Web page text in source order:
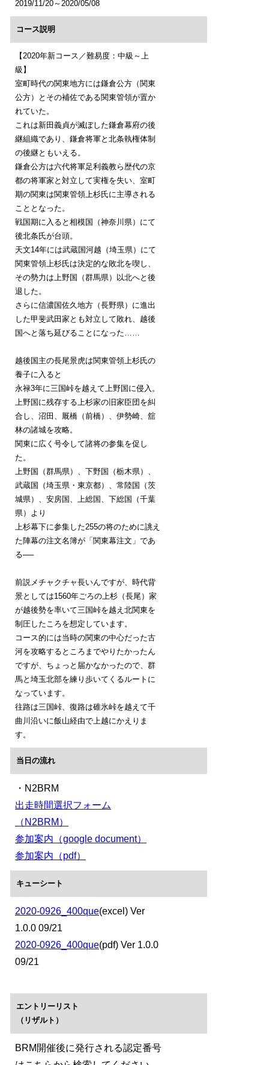
2019/11/20～2020/05/08
コース説明
【2020年新コース／難易度：中級～上
級】
室町時代の関東地方には鎌倉公方（関東
公方）とその補佐である関東管領が置か
れていた。
これは新田義貞が滅ぼした鎌倉幕府の後
継組織であり、鎌倉将軍と北条執権体制
の後継ともいえる。
鎌倉公方は六代将軍足利義教ら歴代の京
都の将軍家と対立して実権を失い、室町
期の関東は関東管領上杉氏に主導される
こととなった。
戦国期に入ると相模国（神奈川県）にて
後北条氏が台頭。
天文14年には武蔵国河越（埼玉県）にて
関東管領上杉氏は決定的な敗北を喫し、
その勢力は上野国（群馬県）以北へと後
退した。
さらに信濃国佐久地方（長野県）に進出
した甲斐武田家とも対立して敗れ、越後
国へと落ち延びることになった……
越後国主の長尾景虎は関東管領上杉氏の
養子に入ると
永禄3年に三国峠を越えて上野国に侵入。
上野国に残存する上杉家の旧家臣団を糾
合し、沼田、厩橋（前橋）、伊勢崎、舘
林の諸城を攻略。
関東に広く号令して諸将の参集を促し
た。
上野国（群馬県）、下野国（栃木県）、
武蔵国（埼玉県・東京都）、常陸国（茨
城県）、安房国、上総国、下総国（千葉
県）より
上杉幕下に参集した255の将のために誂え
た陣幕の注文名簿が「関東幕注文」であ
る──
前説メチャクチャ長いんですが、時代背
景としては1560年ごろの上杉（長尾）家
が越後勢を率いて三国峠を越え北関東を
制圧したころを想定しています。
コース的には当時の関東の中心だった古
河を攻略するところまでやりたかったん
ですが、ちょっと届かなかったので、群
馬と埼玉北部を練り歩いてくるルートに
なっています。
往路は三国峠、復路は碓氷峠を越えて千
曲川沿いに飯山経由で上越にかえりま
す。
当日の流れ
・N2BRM
出走時間選択フォーム
（N2BRM）
参加案内（google document）
参加案内（pdf）
キューシート
2020-0926_400que(excel) Ver
1.0.0 09/21
2020-0926_400que(pdf) Ver 1.0.0
09/21
エントリーリスト
（リザルト）
BRM開催後に発行される認定番号